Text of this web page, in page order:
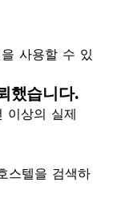
사용할 수 있
했습니다.
이상의 실제
스텔을 검색하